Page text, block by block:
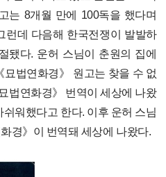
는 8개월 만에 100독을 했다며
런데 다음해 한국전쟁이 발발하
됐다. 운허 스님이 춘원의 집에
법연화경》 원고는 찾을 수 없
법연화경》 번역이 세상에 나왔
워했다고 한다. 이후 운허 스님
경》이 번역돼 세상에 나왔다.